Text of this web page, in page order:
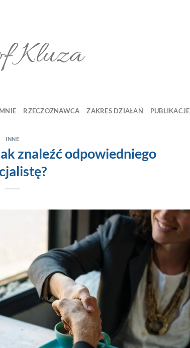
Kluza
RZECZOZNAWCA ZAKRES DZIAŁAŃ PUBLIKACJE
INNE
znaleźć odpowiedniego